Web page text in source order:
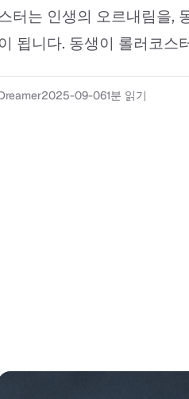
터는 인생의 오르내림을,
이 됩니다. 동생이 롤러코스
2025-09-061분 읽기